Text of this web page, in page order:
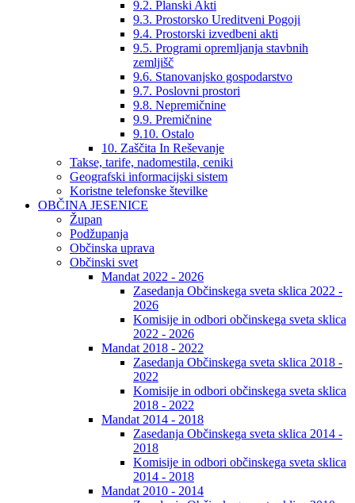
9.2. Planski Akti
9.3. Prostorsko Ureditveni Pogoji
9.4. Prostorski izvedbeni akti
9.5. Programi opremljanja stavbnih
zemljišč
9.6. Stanovanjsko gospodarstvo
9.7. Poslovni prostori
9.8. Nepremičnine
9.9. Premičnine
9.10. Ostalo
10. Zaščita In Reševanje
Takse, tarife, nadomestila, ceniki
Geografski informacijski sistem
Koristne telefonske številke
OBČINA JESENICE
Župan
Podžupanja
Občinska uprava
Občinski svet
Mandat 2022 - 2026
Zasedanja Občinskega sveta sklica 2022 -
2026
Komisije in odbori občinskega sveta sklica
2022 - 2026
Mandat 2018 - 2022
Zasedanja Občinskega sveta sklica 2018 -
2022
Komisije in odbori občinskega sveta sklica
2018 - 2022
Mandat 2014 - 2018
Zasedanja Občinskega sveta sklica 2014 -
2018
Komisije in odbori občinskega sveta sklica
2014 - 2018
Mandat 2010 - 2014